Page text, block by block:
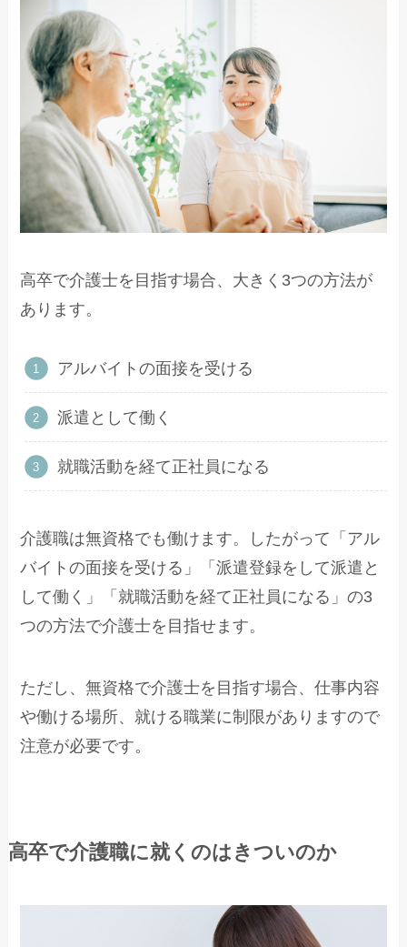
高卒で介護士を目指す場合、大きく3つの方法が
あります。
アルバイトの面接を受ける
派遣として働く
就職活動を経て正社員になる
介護職は無資格でも働けます。したがって「アル
バイトの面接を受ける」「派遣登録をして派遣と
して働く」「就職活動を経て正社員になる」の3
つの方法で介護士を目指せます。
ただし、無資格で介護士を目指す場合、仕事内容
や働ける場所、就ける職業に制限がありますので
注意が必要です。
高卒で介護職に就くのはきついのか